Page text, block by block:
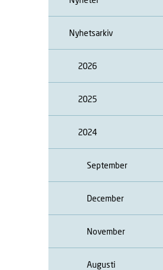
Nyhetsarkiv
2026
2025
2024
September
December
November
Augusti